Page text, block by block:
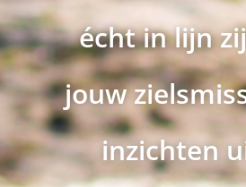
écht in lijn
jouw
inzichten